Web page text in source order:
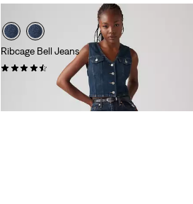
Ribcage Bell Jeans
(1079)
is
Original
was
€ 129,95
op laagste 30-dagenprijs (€ 91,00)